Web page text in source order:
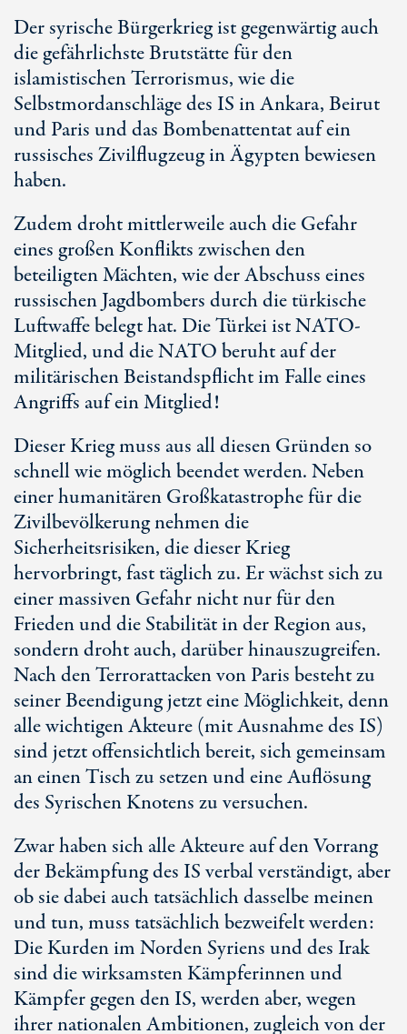
Der syrische Bürgerkrieg ist gegenwärtig auch
die gefährlichste Brutstätte für den
islamistischen Terrorismus, wie die
Selbstmordanschläge des IS in Ankara, Beirut
und Paris und das Bombenattentat auf ein
russisches Zivilflugzeug in Ägypten bewiesen
haben.
Zudem droht mittlerweile auch die Gefahr
eines großen Konflikts zwischen den
beteiligten Mächten, wie der Abschuss eines
russischen Jagdbombers durch die türkische
Luftwaffe belegt hat. Die Türkei ist NATO-
Mitglied, und die NATO beruht auf der
militärischen Beistandspflicht im Falle eines
Angriffs auf ein Mitglied!
Dieser Krieg muss aus all diesen Gründen so
schnell wie möglich beendet werden. Neben
einer humanitären Großkatastrophe für die
Zivilbevölkerung nehmen die
Sicherheitsrisiken, die dieser Krieg
hervorbringt, fast täglich zu. Er wächst sich zu
einer massiven Gefahr nicht nur für den
Frieden und die Stabilität in der Region aus,
sondern droht auch, darüber hinauszugreifen.
Nach den Terrorattacken von Paris besteht zu
seiner Beendigung jetzt eine Möglichkeit, denn
alle wichtigen Akteure (mit Ausnahme des IS)
sind jetzt offensichtlich bereit, sich gemeinsam
an einen Tisch zu setzen und eine Auflösung
des Syrischen Knotens zu versuchen.
Zwar haben sich alle Akteure auf den Vorrang
der Bekämpfung des IS verbal verständigt, aber
ob sie dabei auch tatsächlich dasselbe meinen
und tun, muss tatsächlich bezweifelt werden:
Die Kurden im Norden Syriens und des Irak
sind die wirksamsten Kämpferinnen und
Kämpfer gegen den IS, werden aber, wegen
ihrer nationalen Ambitionen, zugleich von der